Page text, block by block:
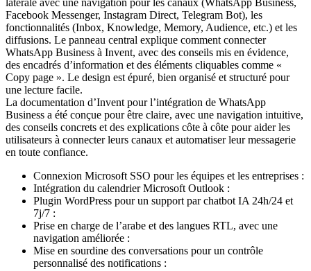
La documentation d’Invent pour l’intégration de WhatsApp
Business a été conçue pour être claire, avec une navigation intuitive,
des conseils concrets et des explications côte à côte pour aider les
utilisateurs à connecter leurs canaux et automatiser leur messagerie
en toute confiance.
Connexion Microsoft SSO pour les équipes et les entreprises :
Intégration du calendrier Microsoft Outlook :
Plugin WordPress pour un support par chatbot IA 24h/24 et
7j/7 :
Prise en charge de l’arabe et des langues RTL, avec une
navigation améliorée :
Mise en sourdine des conversations pour un contrôle
personnalisé des notifications :